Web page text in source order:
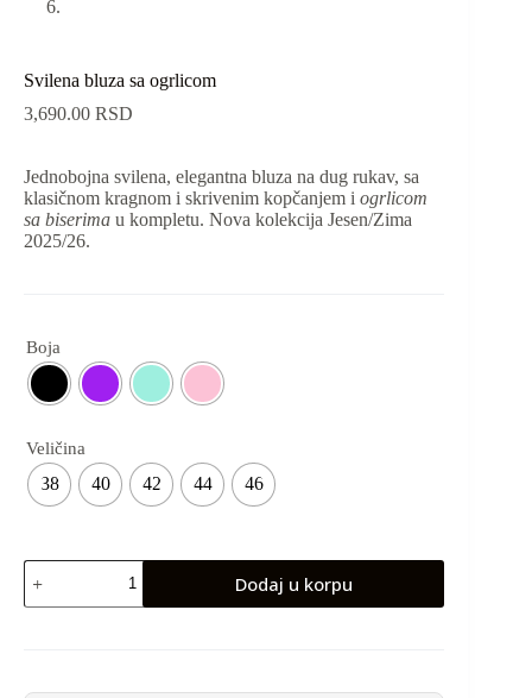
Svilena bluza sa ogrlicom
3,690.00 RSD
Jednobojna svilena, elegantna bluza na dug rukav, sa
klasičnom kragnom i skrivenim kopčanjem i ogrlicom
sa biserima u kompletu. Nova kolekcija Jesen/Zima
2025/26.
Boja
Veličina
38 40 42 44 46
Dodaj u korpu